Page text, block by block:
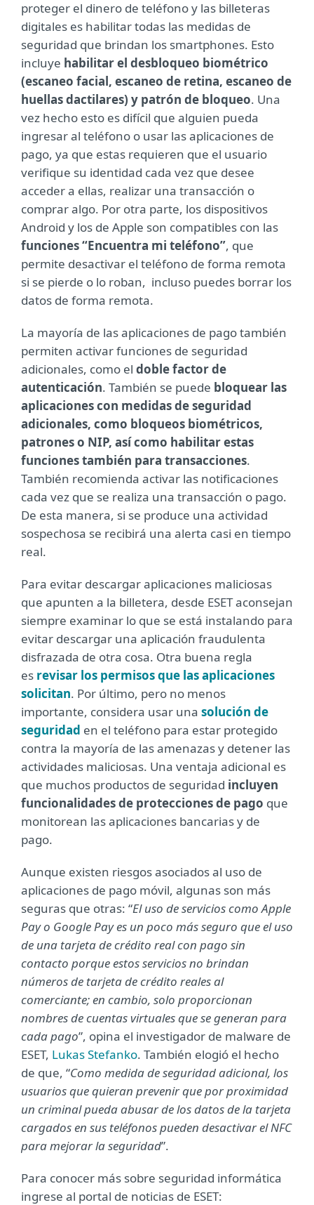
proteger el dinero de teléfono y las billeteras
digitales es habilitar todas las medidas de
seguridad que brindan los smartphones. Esto
incluye habilitar el desbloqueo biométrico
(escaneo facial, escaneo de retina, escaneo de
huellas dactilares) y patrón de bloqueo. Una
vez hecho esto es difícil que alguien pueda
ingresar al teléfono o usar las aplicaciones de
pago, ya que estas requieren que el usuario
verifique su identidad cada vez que desee
acceder a ellas, realizar una transacción o
comprar algo. Por otra parte, los dispositivos
Android y los de Apple son compatibles con las
funciones “Encuentra mi teléfono”, que
permite desactivar el teléfono de forma remota
si se pierde o lo roban, incluso puedes borrar los
datos de forma remota.
La mayoría de las aplicaciones de pago también
permiten activar funciones de seguridad
adicionales, como el doble factor de
autenticación. También se puede bloquear las
aplicaciones con medidas de seguridad
adicionales, como bloqueos biométricos,
patrones o NIP, así como habilitar estas
funciones también para transacciones.
También recomienda activar las notificaciones
cada vez que se realiza una transacción o pago.
De esta manera, si se produce una actividad
sospechosa se recibirá una alerta casi en tiempo
real.
Para evitar descargar aplicaciones maliciosas
que apunten a la billetera, desde ESET aconsejan
siempre examinar lo que se está instalando para
evitar descargar una aplicación fraudulenta
disfrazada de otra cosa. Otra buena regla
es revisar los permisos que las aplicaciones
solicitan. Por último, pero no menos
importante, considera usar una solución de
seguridad en el teléfono para estar protegido
contra la mayoría de las amenazas y detener las
actividades maliciosas. Una ventaja adicional es
que muchos productos de seguridad incluyen
funcionalidades de protecciones de pago que
monitorean las aplicaciones bancarias y de
pago.
Aunque existen riesgos asociados al uso de
aplicaciones de pago móvil, algunas son más
seguras que otras: “El uso de servicios como Apple
Pay o Google Pay es un poco más seguro que el uso
de una tarjeta de crédito real con pago sin
contacto porque estos servicios no brindan
números de tarjeta de crédito reales al
comerciante; en cambio, solo proporcionan
nombres de cuentas virtuales que se generan para
cada pago”, opina el investigador de malware de
ESET, Lukas Stefanko. También elogió el hecho
de que, “Como medida de seguridad adicional, los
usuarios que quieran prevenir que por proximidad
un criminal pueda abusar de los datos de la tarjeta
cargados en sus teléfonos pueden desactivar el NFC
para mejorar la seguridad”.
Para conocer más sobre seguridad informática
ingrese al portal de noticias de ESET: